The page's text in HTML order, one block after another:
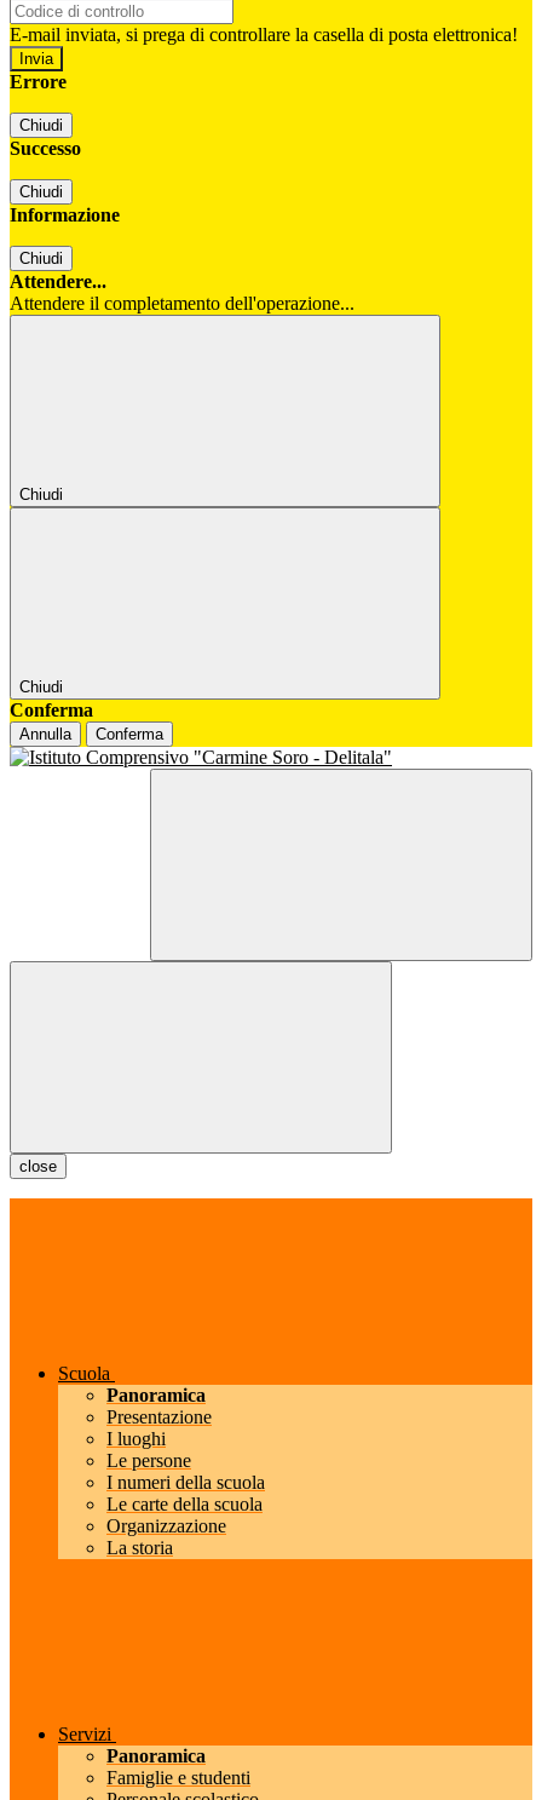
E-mail inviata, si prega di controllare la casella di posta elettronica!
Errore
Chiudi
Successo
Chiudi
Informazione
Chiudi
Attendere...
Attendere il completamento dell'operazione...
Chiudi
Chiudi
Conferma
Annulla Conferma
close
Scuola
Panoramica
Presentazione
I luoghi
Le persone
I numeri della scuola
Le carte della scuola
Organizzazione
La storia
Servizi
Panoramica
Famiglie e studenti